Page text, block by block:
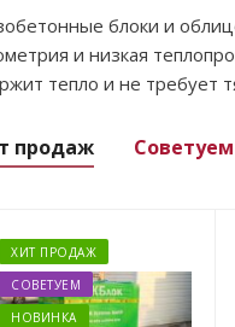
блоки и
и низкая
тепло и не требует
продаж Советуем
ХИТ ПРОДАЖ
СОВЕТУЕМ
НОВИНКА